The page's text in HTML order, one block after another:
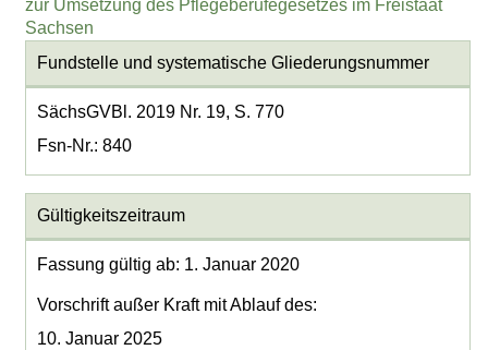
zur Umsetzung des Pflegeberufegesetzes im Freistaat
Sachsen
Fundstelle und systematische Gliederungsnummer
SächsGVBl. 2019 Nr. 19, S. 770
Fsn-Nr.: 840
Gültigkeitszeitraum
Fassung gültig ab: 1. Januar 2020
Vorschrift außer Kraft mit Ablauf des:
10. Januar 2025